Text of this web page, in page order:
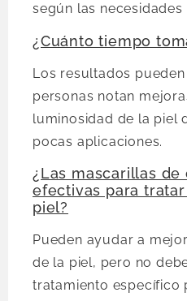
según las necesidades
¿Cuánto tiempo
Los resultados
personas notan
luminosidad de la piel
pocas aplicaciones.
¿Las mascarillas
efectivas para
piel?
Pueden ayudar a
de la piel, pero no
tratamiento específico